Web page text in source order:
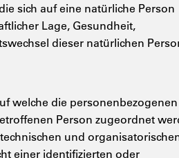
sich auf eine natürliche Person
Lage, Gesundheit,
dieser natürlichen
welche die personenbezogenen
Person zugeordnet
und
einer identifizierten oder